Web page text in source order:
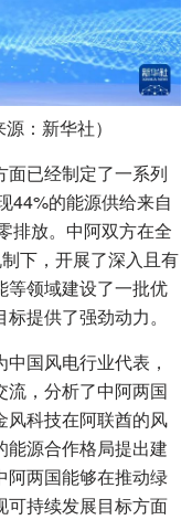
：新华社）
面已经制定了一系列
44%的能源供给来自
排放。中阿双方在全
下，开展了深入且有
等领域建设了一批优
提供了强劲动力。
国风电行业代表，
流，分析了中阿两国
风科技在阿联酋的风
能源合作格局提出建
阿两国能够在推动绿
可持续发展目标方面